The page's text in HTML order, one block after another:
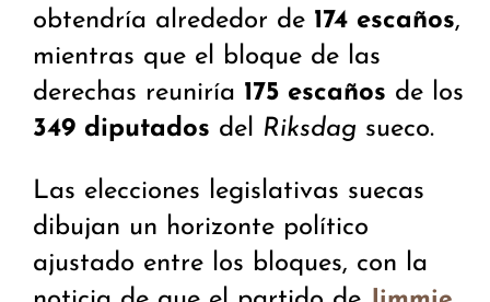
obtendría alrededor de 174 escaños,
mientras que el bloque de las
derechas reuniría 175 escaños de los
349 diputados del Riksdag sueco.
Las elecciones legislativas suecas
dibujan un horizonte político
ajustado entre los bloques, con la